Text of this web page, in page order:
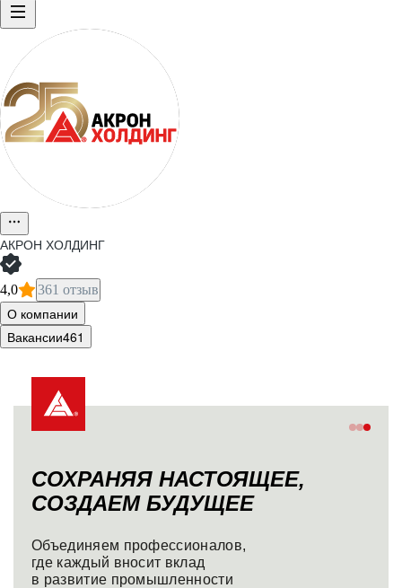
АКРОН ХОЛДИНГ
4,0 361 отзыв
О компании
Вакансии461
СОХРАНЯЯ НАСТОЯЩЕЕ,
СОЗДАЕМ БУДУЩЕЕ
Объединяем профессионалов,
где каждый вносит вклад
в развитие промышленности